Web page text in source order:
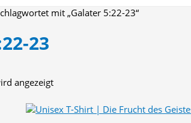
mit „Galater 5:22-23“
23
angezeigt